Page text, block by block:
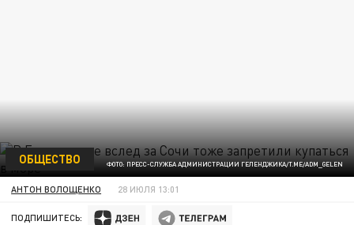
ФОТО: ПРЕСС-СЛУЖБА АДМИНИСТРАЦИИ ГЕЛЕНДЖИКА/T.ME/ADM_GELEN
ОБЩЕСТВО
АНТОН ВОЛОЩЕНКО 28 ИЮЛЯ 13:01
ПОДПИШИТЕСЬ: